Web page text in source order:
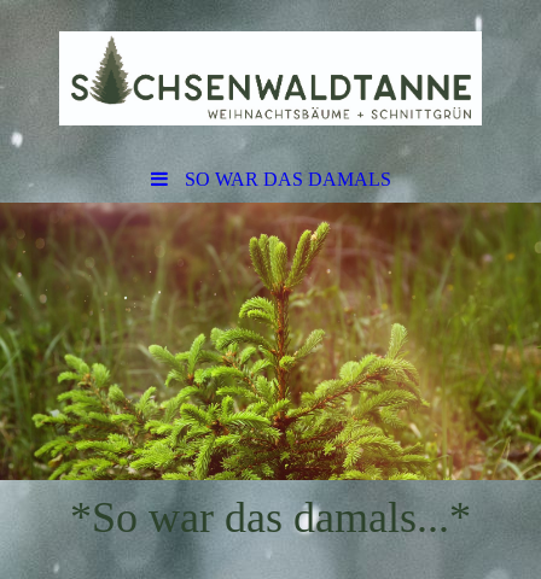
SO WAR DAS DAMALS
*So war das damals...*